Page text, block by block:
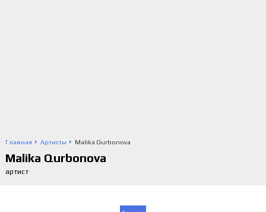
Главная Артисты Malika Qurbonova
Malika Qurbonova
артист